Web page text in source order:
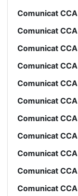
Comunicat CCA
Comunicat CCA
Comunicat CCA
Comunicat CCA
Comunicat CCA
Comunicat CCA
Comunicat CCA
Comunicat CCA
Comunicat CCA
Comunicat CCA
Comunicat CCA